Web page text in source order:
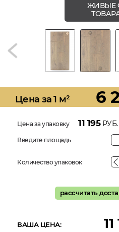
ЖИВЫЕ
Цена за 1 м² 6
Цена за упаковку 11 195РУБ.
Введите площадь
Количество упаковок
рассчитать
ВАША ЦЕНА: